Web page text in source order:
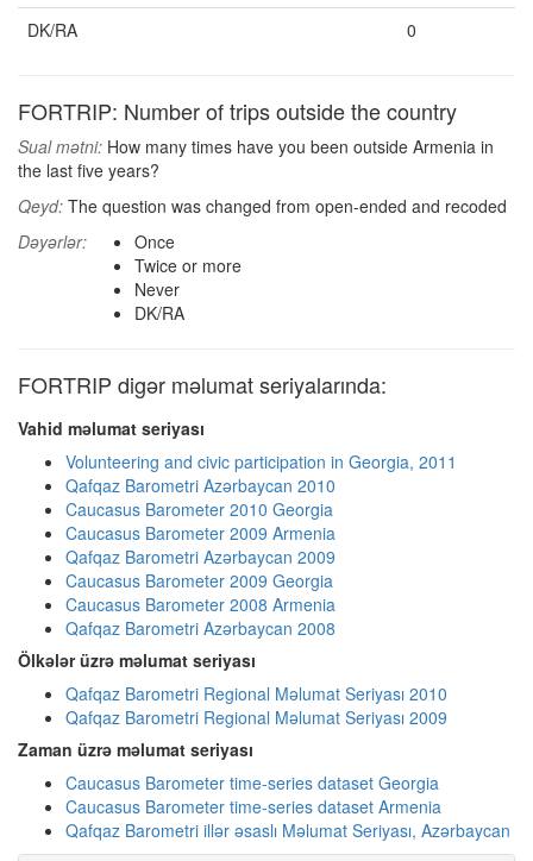
DK/RA
0
FORTRIP: Number of trips outside the country
Sual mətni: How many times have you been outside Armenia in
the last five years?
Qeyd: The question was changed from open-ended and recoded
Dəyərlər:
Once
Twice or more
Never
DK/RA
FORTRIP digər məlumat seriyalarında:
Vahid məlumat seriyası
Volunteering and civic participation in Georgia, 2011
Qafqaz Barometri Azərbaycan 2010
Caucasus Barometer 2010 Georgia
Caucasus Barometer 2009 Armenia
Qafqaz Barometri Azərbaycan 2009
Caucasus Barometer 2009 Georgia
Caucasus Barometer 2008 Armenia
Qafqaz Barometri Azərbaycan 2008
Ölkələr üzrə məlumat seriyası
Qafqaz Barometri Regional Məlumat Seriyası 2010
Qafqaz Barometri Regional Məlumat Seriyası 2009
Zaman üzrə məlumat seriyası
Caucasus Barometer time-series dataset Georgia
Caucasus Barometer time-series dataset Armenia
Qafqaz Barometri illər əsaslı Məlumat Seriyası, Azərbaycan